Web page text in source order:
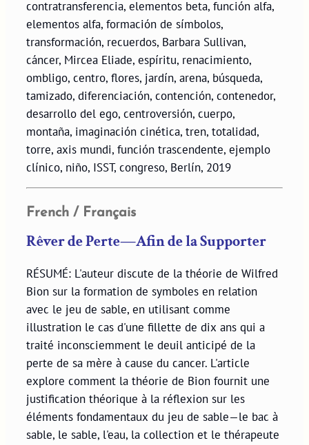
contratransferencia, elementos beta, función alfa,
elementos alfa, formación de símbolos,
transformación, recuerdos, Barbara Sullivan,
cáncer, Mircea Eliade, espíritu, renacimiento,
ombligo, centro, flores, jardín, arena, búsqueda,
tamizado, diferenciación, contención, contenedor,
desarrollo del ego, centroversión, cuerpo,
montaña, imaginación cinética, tren, totalidad,
torre, axis mundi, función trascendente, ejemplo
clínico, niño, ISST, congreso, Berlín, 2019
French / Français
Rêver de Perte—Afin de la Supporter
RÉSUMÉ: L'auteur discute de la théorie de Wilfred
Bion sur la formation de symboles en relation
avec le jeu de sable, en utilisant comme
illustration le cas d'une fillette de dix ans qui a
traité inconsciemment le deuil anticipé de la
perte de sa mère à cause du cancer. L'article
explore comment la théorie de Bion fournit une
justification théorique à la réflexion sur les
éléments fondamentaux du jeu de sable—le bac à
sable, le sable, l'eau, la collection et le thérapeute